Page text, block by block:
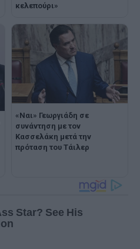
κελεπούρι»
«Ναι» Γεωργιάδη σε
συνάντηση με τον
Κασσελάκη μετά την
πρόταση του Τάιλερ